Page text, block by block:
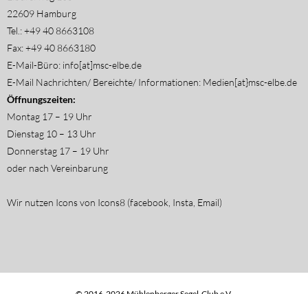
22609 Hamburg
Tel.: +49 40 8663108
Fax: +49 40 8663180
E-Mail-Büro: info[at]msc-elbe.de
E-Mail Nachrichten/ Bereichte/ Informationen: Medien[at}msc-elbe.de
Öffnungszeiten:
Montag 17 – 19 Uhr
Dienstag 10 – 13 Uhr
Donnerstag 17 – 19 Uhr
oder nach Vereinbarung
Wir nutzen Icons von Icons8 (facebook, Insta, Email)